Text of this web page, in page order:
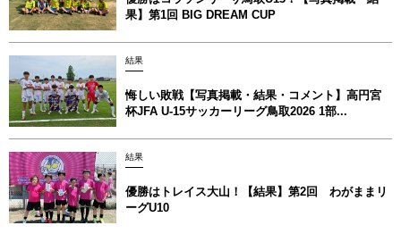
果】第1回 BIG DREAM CUP
結果
悔しい敗戦【写真掲載・結果・コメント】高円宮
杯JFA U-15サッカーリーグ鳥取2026 1部...
結果
優勝はトレイス大山！【結果】第2回 わがままリ
ーグU10